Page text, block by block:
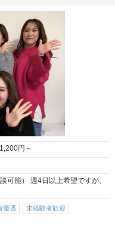
1,200円～
可能） 週4日以上希望ですが、
優遇
未経験者歓迎